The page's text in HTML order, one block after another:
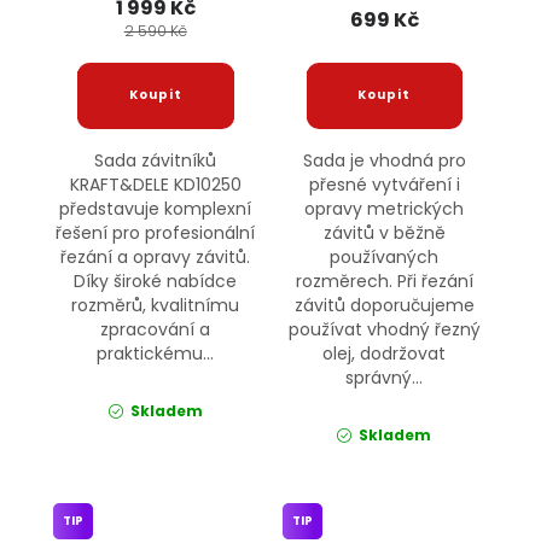
1 999 Kč
2 590 Kč
Sada závitníků
KRAFT&DELE KD10250
představuje komplexní
řešení pro profesionální
řezání a opravy závitů.
Díky široké nabídce
rozměrů, kvalitnímu
zpracování a
praktickému...
Skladem
699 Kč
Sada je vhodná pro
přesné vytváření i
opravy metrických
závitů v běžně
používaných
rozměrech. Při řezání
závitů doporučujeme
používat vhodný řezný
olej, dodržovat
správný...
Skladem
TIP TIP